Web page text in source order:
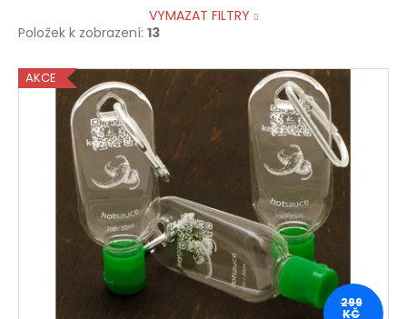
VYMAZAT FILTRY
Položek k zobrazení: 13
V
AKCE
299
KČ